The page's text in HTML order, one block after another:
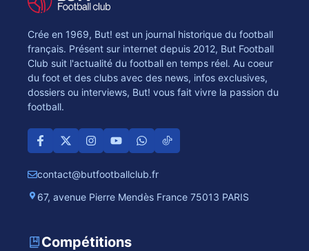
Crée en 1969, But! est un journal historique du football
français. Présent sur internet depuis 2012, But Football
Club suit l'actualité du football en temps réel. Au coeur
du foot et des clubs avec des news, infos exclusives,
dossiers ou interviews, But! vous fait vivre la passion du
football.
contact@butfootballclub.fr
67, avenue Pierre Mendès France 75013 PARIS
Compétitions